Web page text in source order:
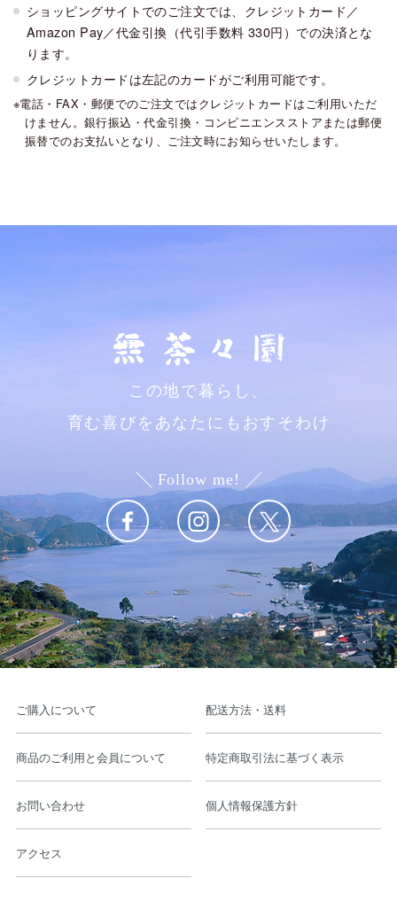
ショッピングサイトでのご注文では、クレジットカード／
Amazon Pay／代金引換（代引手数料 330円）での決済とな
ります。
クレジットカードは左記のカードがご利用可能です。
電話・FAX・郵便でのご注文ではクレジットカードはご利用いただ
けません。銀行振込・代金引換・コンビニエンスストアまたは郵便
振替でのお支払いとなり、ご注文時にお知らせいたします。
この地で暮らし、
育む喜びをあなたにもおすそわけ
Follow me!
ご購入について 配送方法・送料
商品のご利用と会員について 特定商取引法に基づく表示
お問い合わせ 個人情報保護方針
アクセス